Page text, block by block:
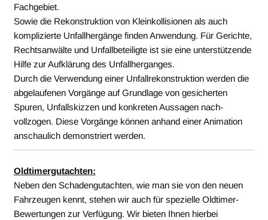
Fachgebiet.
Sowie die Rekonstruktion von Kleinkollisionen als auch
komplizierte Unfallhergänge finden Anwendung. Für Gerichte,
Rechtsanwälte und Unfallbeteiligte ist sie eine unterstützende
Hilfe zur Aufklärung des Unfallherganges.
Durch die Verwendung einer Unfallrekonstruktion werden die
abgelaufenen Vorgänge auf Grundlage von gesicherten
Spuren, Unfallskizzen und konkreten Aussagen nach-
vollzogen. Diese Vorgänge können anhand einer Animation
anschaulich demonstriert werden.
Oldtimergutachten:
Neben den Schadengutachten, wie man sie von den neuen
Fahrzeugen kennt, stehen wir auch für spezielle Oldtimer-
Bewertungen zur Verfügung. Wir bieten Ihnen hierbei